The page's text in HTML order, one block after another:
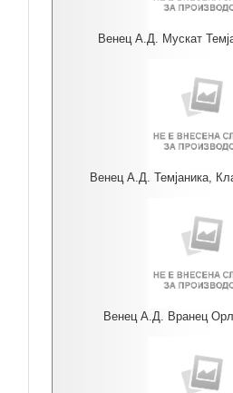
Венец А.Д. Мускат
Венец А.Д. Темјаника,
Венец А.Д. Вранец